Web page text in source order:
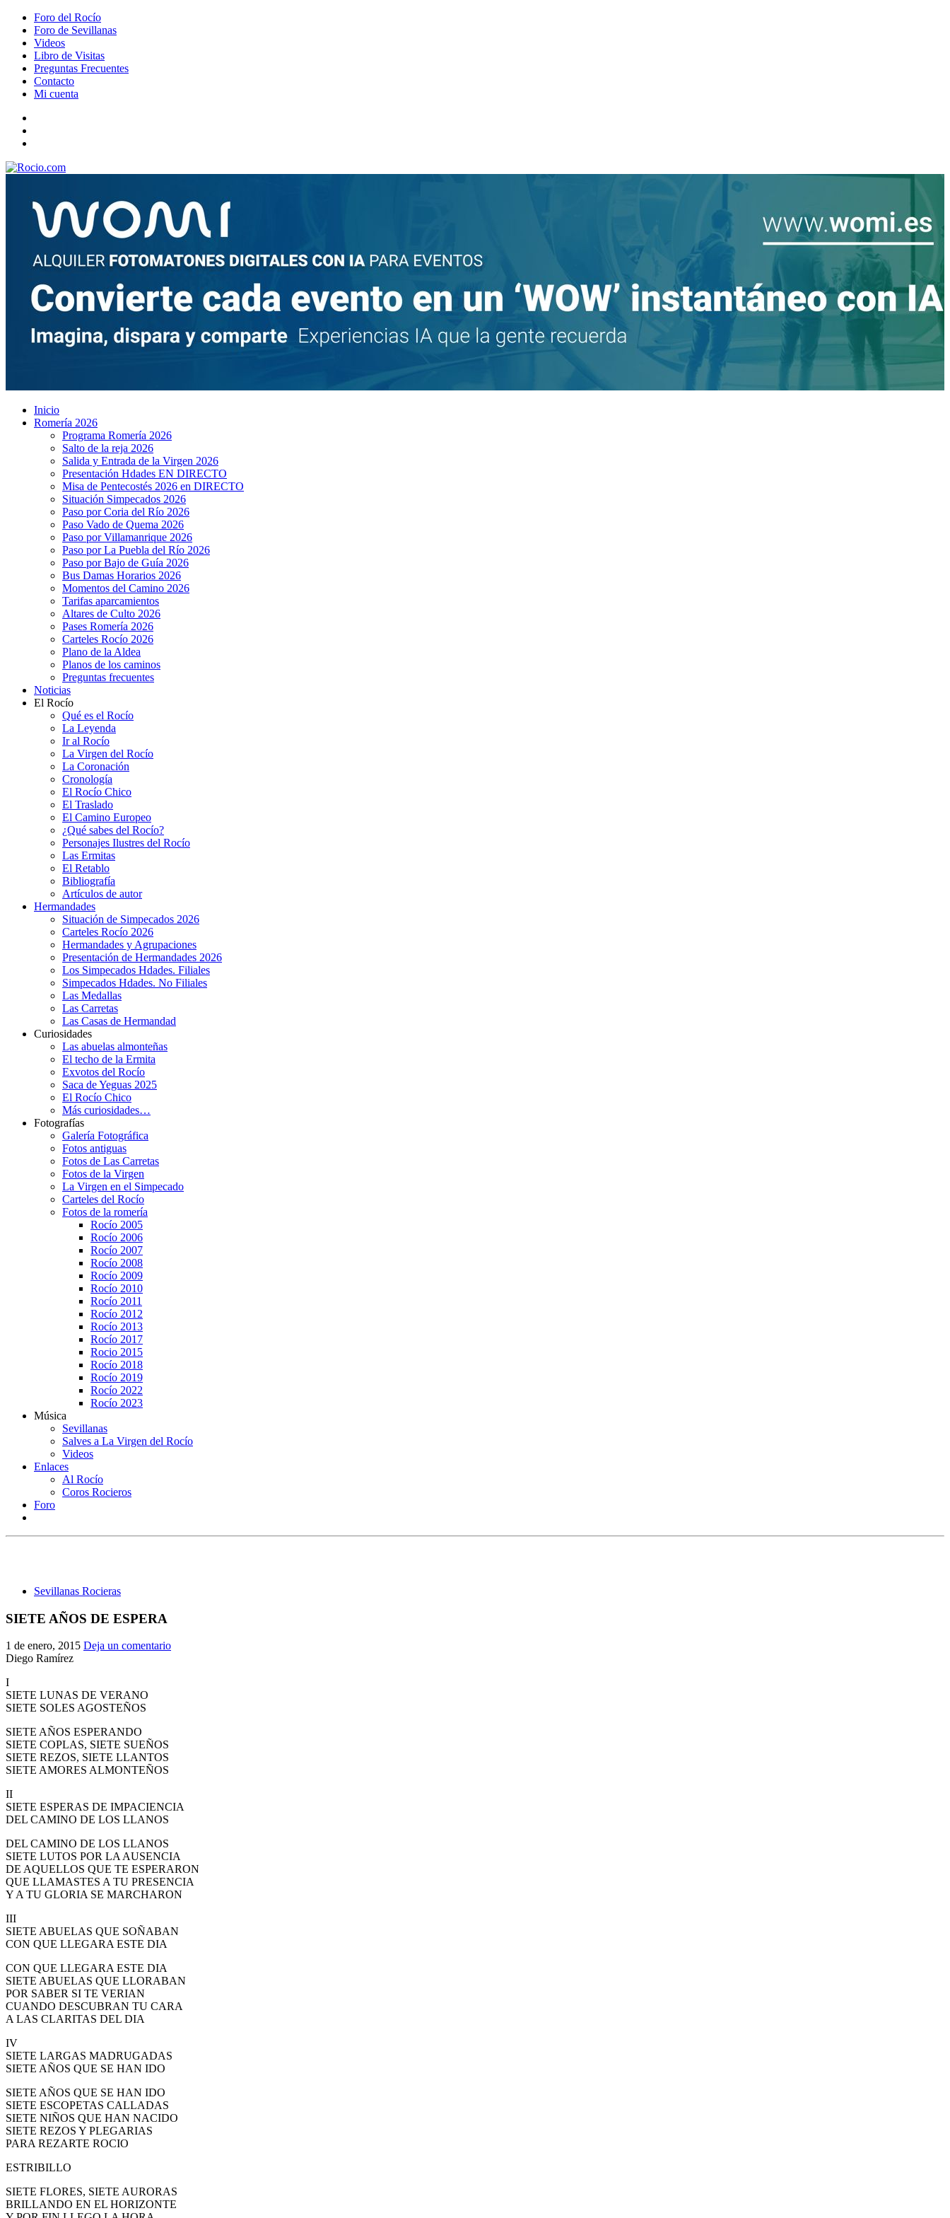
Foro del Rocío
Foro de Sevillanas
Videos
Libro de Visitas
Preguntas Frecuentes
Contacto
Mi cuenta
Inicio
Romería 2026
Programa Romería 2026
Salto de la reja 2026
Salida y Entrada de la Virgen 2026
Presentación Hdades EN DIRECTO
Misa de Pentecostés 2026 en DIRECTO
Situación Simpecados 2026
Paso por Coria del Río 2026
Paso Vado de Quema 2026
Paso por Villamanrique 2026
Paso por La Puebla del Río 2026
Paso por Bajo de Guía 2026
Bus Damas Horarios 2026
Momentos del Camino 2026
Tarifas aparcamientos
Altares de Culto 2026
Pases Romería 2026
Carteles Rocío 2026
Plano de la Aldea
Planos de los caminos
Preguntas frecuentes
Noticias
El Rocío
Qué es el Rocío
La Leyenda
Ir al Rocío
La Virgen del Rocío
La Coronación
Cronología
El Rocío Chico
El Traslado
El Camino Europeo
¿Qué sabes del Rocío?
Personajes Ilustres del Rocío
Las Ermitas
El Retablo
Bibliografía
Artículos de autor
Hermandades
Situación de Simpecados 2026
Carteles Rocío 2026
Hermandades y Agrupaciones
Presentación de Hermandades 2026
Los Simpecados Hdades. Filiales
Simpecados Hdades. No Filiales
Las Medallas
Las Carretas
Las Casas de Hermandad
Curiosidades
Las abuelas almonteñas
El techo de la Ermita
Exvotos del Rocío
Saca de Yeguas 2025
El Rocío Chico
Más curiosidades…
Fotografías
Galería Fotográfica
Fotos antiguas
Fotos de Las Carretas
Fotos de la Virgen
La Virgen en el Simpecado
Carteles del Rocío
Fotos de la romería
Rocío 2005
Rocío 2006
Rocío 2007
Rocío 2008
Rocío 2009
Rocío 2010
Rocío 2011
Rocío 2012
Rocío 2013
Rocío 2017
Rocio 2015
Rocío 2018
Rocío 2019
Rocío 2022
Rocío 2023
Música
Sevillanas
Salves a La Virgen del Rocío
Videos
Enlaces
Al Rocío
Coros Rocieros
Foro
Sevillanas Rocieras
SIETE AÑOS DE ESPERA
1 de enero, 2015 Deja un comentario
Diego Ramírez
I
SIETE LUNAS DE VERANO
SIETE SOLES AGOSTEÑOS
SIETE AÑOS ESPERANDO
SIETE COPLAS, SIETE SUEÑOS
SIETE REZOS, SIETE LLANTOS
SIETE AMORES ALMONTEÑOS
II
SIETE ESPERAS DE IMPACIENCIA
DEL CAMINO DE LOS LLANOS
DEL CAMINO DE LOS LLANOS
SIETE LUTOS POR LA AUSENCIA
DE AQUELLOS QUE TE ESPERARON
QUE LLAMASTES A TU PRESENCIA
Y A TU GLORIA SE MARCHARON
III
SIETE ABUELAS QUE SOÑABAN
CON QUE LLEGARA ESTE DIA
CON QUE LLEGARA ESTE DIA
SIETE ABUELAS QUE LLORABAN
POR SABER SI TE VERIAN
CUANDO DESCUBRAN TU CARA
A LAS CLARITAS DEL DIA
IV
SIETE LARGAS MADRUGADAS
SIETE AÑOS QUE SE HAN IDO
SIETE AÑOS QUE SE HAN IDO
SIETE ESCOPETAS CALLADAS
SIETE NIÑOS QUE HAN NACIDO
SIETE REZOS Y PLEGARIAS
PARA REZARTE ROCIO
ESTRIBILLO
SIETE FLORES, SIETE AURORAS
BRILLANDO EN EL HORIZONTE